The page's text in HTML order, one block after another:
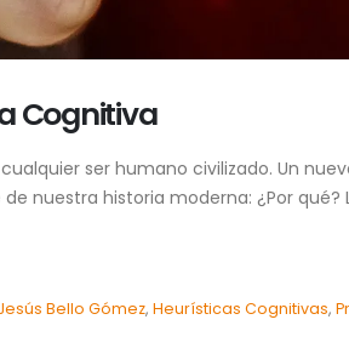
Cognitiva
ser humano civilizado. Un
nuestra historia moderna: ¿Por qué?
Bello Gómez, Heurísticas Cognitivas,